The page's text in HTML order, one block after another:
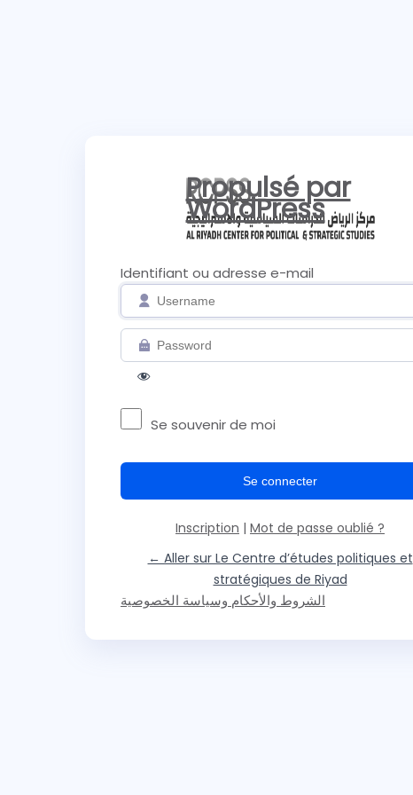
Propulsé par
WordPress
Identifiant ou adresse e-mail
Se souvenir de moi
Inscription | Mot de passe oublié ?
← Aller sur Le Centre d’études politiques et
stratégiques de Riyad
الشروط والأحكام وسياسة الخصوصية